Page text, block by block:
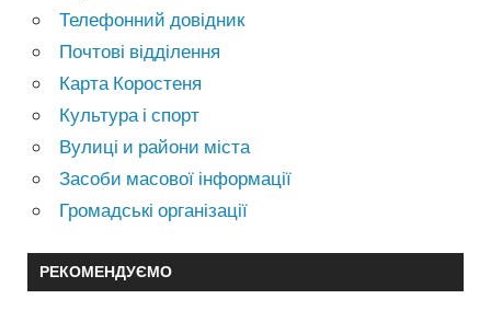
Телефонний довідник
Почтові відділення
Карта Коростеня
Культура і спорт
Вулиці и райони міста
Засоби масової інформації
Громадські організації
РЕКОМЕНДУЄМО